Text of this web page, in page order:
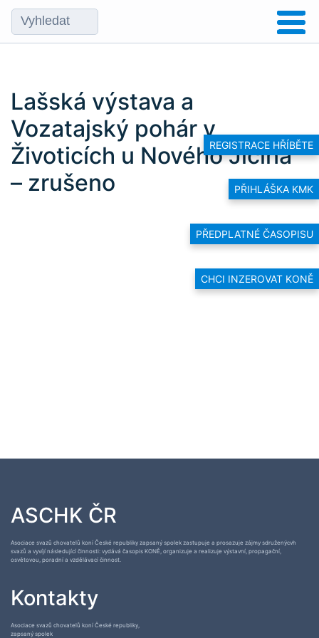
REGISTRACE HŘÍBĚTE
PŘIHLÁŠKA KMK
PŘEDPLATNÉ ČASOPISU
CHCI INZEROVAT KONĚ
Lašská výstava a
Vozatajský pohár v
Životicích u Nového Jičína
– zrušeno
ASCHK ČR
Asociace svazů chovatelů koní České republiky zapsaný spolek zastupuje a prosazuje zájmy sdruženýcvh
svazů a vyvíjí následující činnosti: vydává časopis KONĚ, organizuje a realizuje výstavní, propagační,
osvětovou, poradní a vzdělávací činnost.
Kontakty
Asociace svazů chovatelů koní České republiky,
zapsaný spolek